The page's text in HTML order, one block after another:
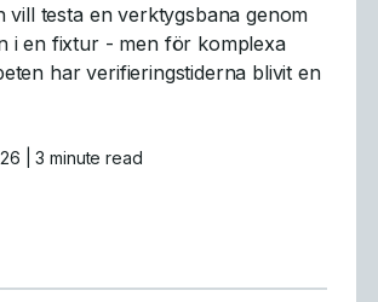
vill testa en verktygsbana genom
i en fixtur - men för komplexa
har verifieringstiderna blivit en
| 3 minute read
Varför GPU-simulering är ett